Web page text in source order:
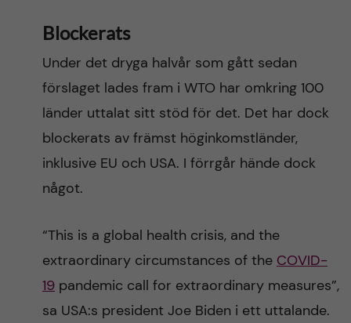
Blockerats
Under det dryga halvår som gått sedan
förslaget lades fram i WTO har omkring 100
länder uttalat sitt stöd för det. Det har dock
blockerats av främst höginkomstländer,
inklusive EU och USA. I förrgår hände dock
något.
“This is a global health crisis, and the
extraordinary circumstances of the COVID-
19pandemic call for extraordinary measures”,
sa USA:s president Joe Biden i ett uttalande.